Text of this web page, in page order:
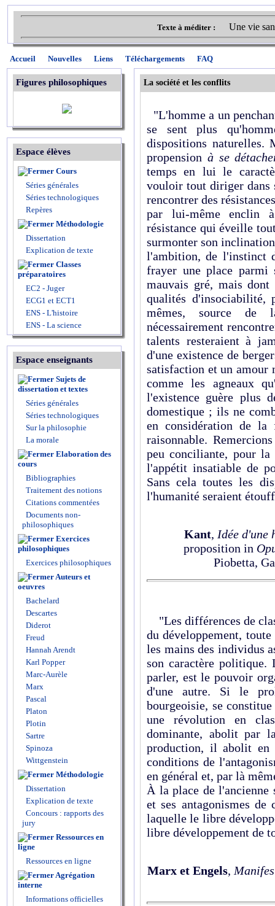
Texte à méditer : Une vie
Accueil Nouvelles Liens Téléchargements FAQ
Figures philosophiques
Espace élèves
Cours
Séries générales
Séries technologiques
Repères
Méthodologie
Dissertation
Explication de texte
Classes
préparatoires
EC2 - Juger
ECG1 et ECT1
ENS - L'histoire
ENS - La science
Espace enseignants
Sujets de
dissertation et textes
Séries générales
Séries technologiques
Sur la philosophie
La morale
Elaboration des
cours
Bibliographies
Traitement des notions
Citations commentées
Documents non-
philosophiques
Exercices
philosophiques
Exercices philosophiques
Auteurs et
oeuvres
Bachelard
Descartes
Diderot
Freud
Hannah Arendt
Karl Popper
Marc-Aurèle
Marx
Pascal
Platon
Plotin
Sartre
Spinoza
Wittgenstein
Méthodologie
Dissertation
Explication de texte
Concours : rapports des
jury
Ressources en
ligne
Ressources en ligne
Agrégation
interne
Informations officielles
La société et les conflits
"L'homme a un
se sent plus
dispositions naturelles.
propension à se
temps en lui le
vouloir tout diriger dans
rencontrer des
par lui-même enclin
résistance qui éveille
surmonter son
l'ambition, de l'instinct
frayer une place parmi
mauvais gré, mais
qualités d'insociabilité,
mêmes, source de
nécessairement
talents resteraient à
d'une existence de
satisfaction et un amour
comme les agneaux
l'existence guère plus
domestique ; ils ne
en considération de la
raisonnable.
peu conciliante, pour
l'appétit insatiable de
Sans cela toutes les
l'humanité seraient
Kant, Idée d'une
proposition in
Piobetta,
"Les différences de
du développement,
les mains des individus
son caractère
parler, est le pouvoir
d'une autre. Si le
bourgeoisie, se
une révolution en
dominante, abolit par
production, il abolit en
conditions de
en général et, par là
À la place de l'ancienne
et ses antagonismes de
laquelle le libre
libre développement de
Marx et Engels,